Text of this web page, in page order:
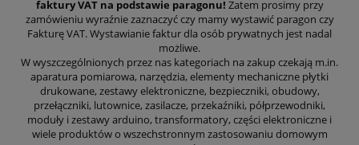
faktury VAT na podstawie paragonu! Zatem prosimy przy
zamówieniu wyraźnie zaznaczyć czy mamy wystawić paragon czy
Fakturę VAT. Wystawianie faktur dla osób prywatnych jest nadal
możliwe.
W wyszczególnionych przez nas kategoriach na zakup czekają m.in.
aparatura pomiarowa, narzędzia, elementy mechaniczne płytki
drukowane, zestawy elektroniczne, bezpieczniki, obudowy,
przełączniki, lutownice, zasilacze, przekaźniki, półprzewodniki,
moduły i zestawy arduino, transformatory, części elektroniczne i
wiele produktów o wszechstronnym zastosowaniu domowym